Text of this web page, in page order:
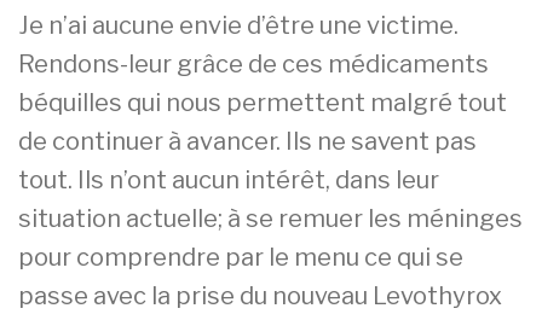
Je n’ai aucune envie d’être une victime.
Rendons-leur grâce de ces médicaments
béquilles qui nous permettent malgré tout
de continuer à avancer. Ils ne savent pas
tout. Ils n’ont aucun intérêt, dans leur
situation actuelle; à se remuer les méninges
pour comprendre par le menu ce qui se
passe avec la prise du nouveau Levothyrox